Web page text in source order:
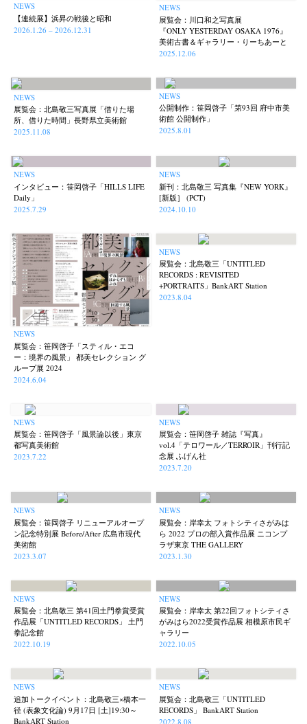
News Exhibition Workshop Documents
Terms & Privacy Policy Bookstores Newsletter
Akifumi Tanaka (7) Fumikiyo Nagamachi
Kazuyuki Kawaguchi
Kota Kishi (101) Mariko Takahashi (23)
Nana Kakuda
Postwar and Shōwa-Era Publication
Renchan (21) Review (23) Rintaro Kameoka (32) Shoreline (56)
Special Exhibitions Takuro Yoneda (44) Tomonori Ryu (15)
Yu Shinoda
NEWS
【連続展】浜昇の戦後と昭和
2026.1.26 – 2026.12.31
NEWS
展覧会：川口和之写真展
『ONLY YESTERDAY OSAKA 1976』
美術古書＆ギャラリー・りーちあーと
2025.12.06
NEWS
展覧会：北島敬三写真展「借りた場
所、借りた時間」長野県立美術館
2025.11.08
NEWS
公開制作：笹岡啓子「第93回 府中市美
術館 公開制作」
2025.8.01
NEWS
インタビュー：笹岡啓子「HILLS LIFE
Daily」
2025.7.29
NEWS
新刊：北島敬三 写真集『NEW YORK』
[新版］ (PCT)
2024.10.10
NEWS
展覧会：笹岡啓子「スティル・エコ
ー：境界の風景」 都美セレクション グ
ループ展 2024
2024.6.04
NEWS
展覧会：北島敬三「UNTITLED
RECORDS : REVISITED
+PORTRAITS」BankART Station
2023.8.04
NEWS
展覧会：笹岡啓子「風景論以後」東京
都写真美術館
2023.7.22
NEWS
展覧会：笹岡啓子 雑誌『写真』
vol.4「テロワール／TERROIR」刊行記
念展 ふげん社
2023.7.20
NEWS
展覧会：笹岡啓子 リニューアルオープ
ン記念特別展 Before/After 広島市現代
美術館
2023.3.07
NEWS
展覧会：岸幸太 フォトシティさがみは
ら 2022 プロの部入賞作品展 ニコンプ
ラザ東京 THE GALLERY
2023.1.30
NEWS
展覧会：北島敬三 第41回土門拳賞受賞
作品展「UNTITLED RECORDS」 土門
拳記念館
2022.10.19
NEWS
展覧会：岸幸太 第22回フォトシティさ
がみはら2022受賞作品展 相模原市民ギ
ャラリー
2022.10.05
NEWS
追加トークイベント：北島敬三×橋本一
径 (表象文化論) 9月17日 [土]19:30～
BankART Station
NEWS
展覧会：北島敬三「UNTITLED
RECORDS」 BankART Station
2022.8.08